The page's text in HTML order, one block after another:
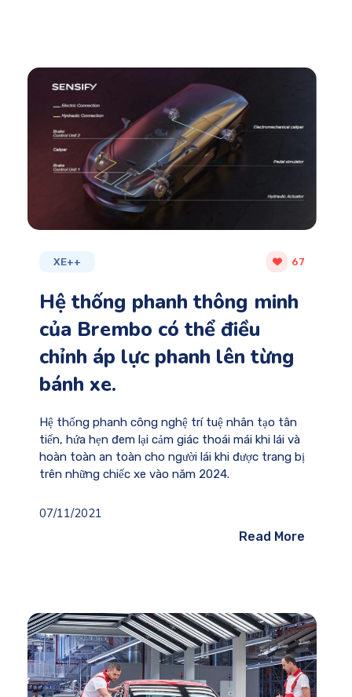
XE++ 67
Hệ thống phanh thông minh
của Brembo có thể điều
chỉnh áp lực phanh lên từng
bánh xe.
Hệ thống phanh công nghệ trí tuệ nhân tạo tân
tiến, hứa hẹn đem lại cảm giác thoái mái khi lái và
hoàn toàn an toàn cho người lái khi được trang bị
trên những chiếc xe vào năm 2024.
07/11/2021
Read More